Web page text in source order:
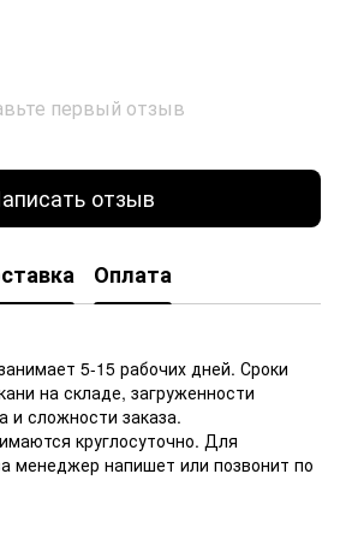
первый отзыв
отзыв
Оплата
5-15 рабочих дней. Сроки
на складе, загруженности
и сложности заказа.
круглосуточно. Для
менеджер напишет или позвонит по